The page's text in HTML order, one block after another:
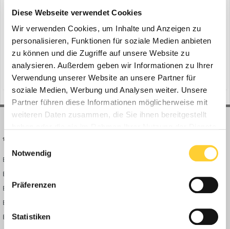
Diese Webseite verwendet Cookies
Wir verwenden Cookies, um Inhalte und Anzeigen zu
personalisieren, Funktionen für soziale Medien anbieten
zu können und die Zugriffe auf unsere Website zu
analysieren. Außerdem geben wir Informationen zu Ihrer
Verwendung unserer Website an unsere Partner für
soziale Medien, Werbung und Analysen weiter. Unsere
Partner führen diese Informationen möglicherweise mit
weiteren Daten zusammen, die Sie ihnen bereitgestellt
Einwilligungsauswahl
Notwendig
Präferenzen
Statistiken
Baumaschinen Industrie
Ismaning, Juni 2021 - Kleine, aber mächtige elektrische
Kompaktmaschinen von Volvo Construction Equipment (Volvo CE)
werden zum ersten Mal von Schweizer Kunden in einer der
nachhaltigsten Städte der Welt auf Herz und Nieren geprüft - und
die Ergebnisse sind „ruhig“ zufriedenstellend. Bauforum2...
1. Juni 2021
Bauforum24 News
Bauforum24 TV
BF24 Mediathek
BF24 Fotostrecken
Bauforum Shop